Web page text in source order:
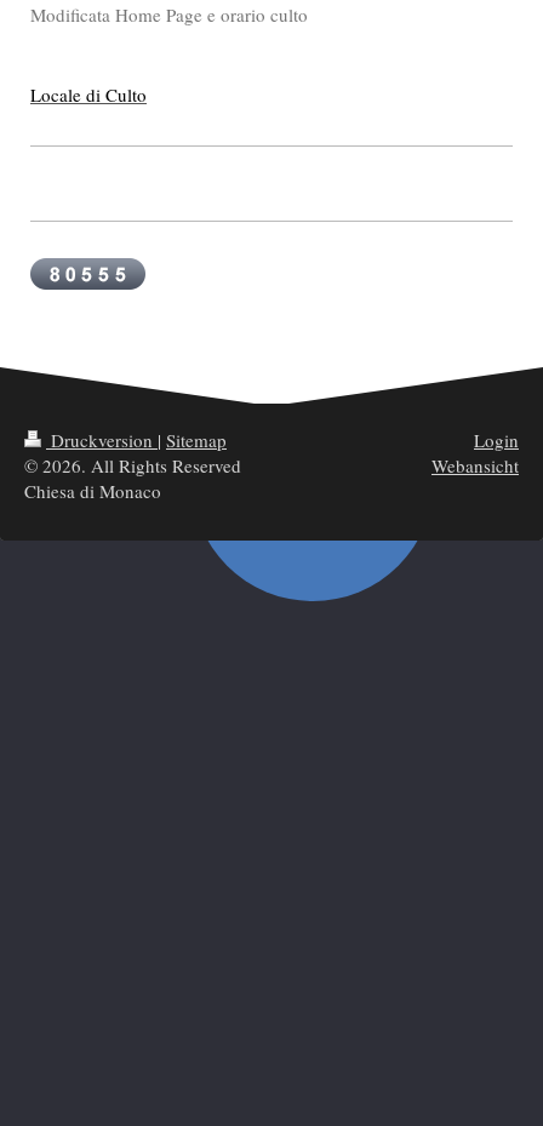
Modificata Home Page e orario culto
Locale di Culto
Druckversion | Sitemap
© 2026. All Rights Reserved
Chiesa di Monaco
Login
Webansicht